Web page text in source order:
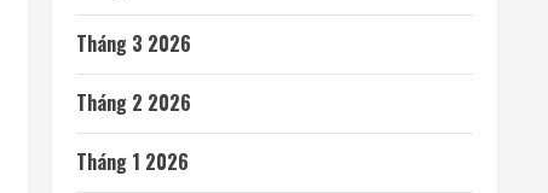
Tháng 3 2026
Tháng 2 2026
Tháng 1 2026